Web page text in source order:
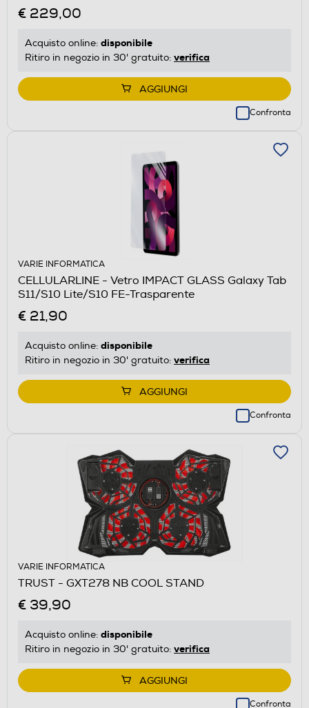
€ 229,00
Acquisto online: disponibile
Ritiro in negozio in 30' gratuito: verifica
AGGIUNGI
Confronta
VARIE INFORMATICA
CELLULARLINE - Vetro IMPACT GLASS Galaxy Tab
S11/S10 Lite/S10 FE-Trasparente
€ 21,90
Acquisto online: disponibile
Ritiro in negozio in 30' gratuito: verifica
AGGIUNGI
Confronta
VARIE INFORMATICA
TRUST - GXT278 NB COOL STAND
€ 39,90
Acquisto online: disponibile
Ritiro in negozio in 30' gratuito: verifica
AGGIUNGI
Confronta